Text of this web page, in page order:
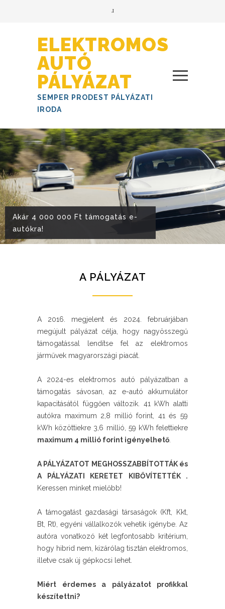
ELEKTROMOS
AUTÓ
PÁLYÁZAT
SEMPER PRODEST PÁLYÁZATI
IRODA
Akár 4 000 000 Ft támogatás e-
autókra!
A PÁLYÁZAT
A 2016. megjelent és 2024. februárjában
megújult pályázat célja, hogy nagyösszegű
támogatással lendítse fel az elektromos
járművek magyarországi piacát.
A 2024-es elektromos autó pályázatban a
támogatás sávosan, az e-autó akkumulátor
kapacitásától függően változik. 41 kWh alatti
autókra maximum 2,8 millió forint, 41 és 59
kWh közöttiekre 3,6 millió, 59 kWh felettiekre
maximum 4 millió forint igényelhető.
A PÁLYÁZATOT MEGHOSSZABBÍTOTTÁK és
A PÁLYÁZATI KERETET KIBŐVÍTETTÉK .
Keressen minket mielőbb!
A támogatást gazdasági társaságok (Kft, Kkt,
Bt, Rt), egyéni vállalkozók vehetik igénybe. Az
autóra vonatkozó két legfontosabb kritérium,
hogy hibrid nem, kizárólag tisztán elektromos,
illetve csak új gépkocsi lehet.
Miért érdemes a pályázatot profikkal
készítettni?